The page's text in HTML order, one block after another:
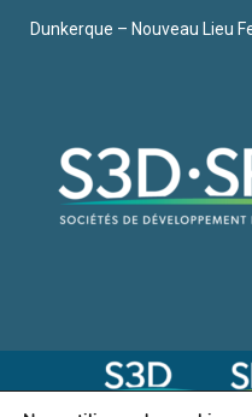
Dunkerque – Nouveau Lieu